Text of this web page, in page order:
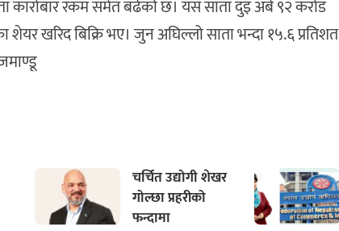
रकम समेत बढेको छ। यस साता दुइ अर्ब ९२ करोड
खरिद बिक्रि भए। जुन अघिल्लो साता भन्दा १५.६ प्रतिशत
चर्चित उद्योगी शेखर
गोल्छा प्रहरीको
फन्दामा